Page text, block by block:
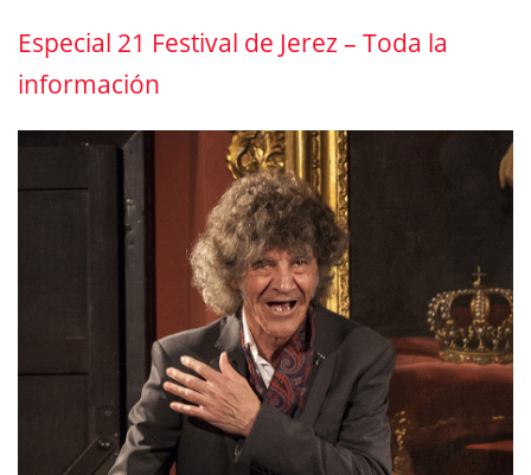
Especial 21 Festival de Jerez – Toda la
información